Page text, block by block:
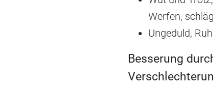
Werfen,
Ungeduld,
Besserung